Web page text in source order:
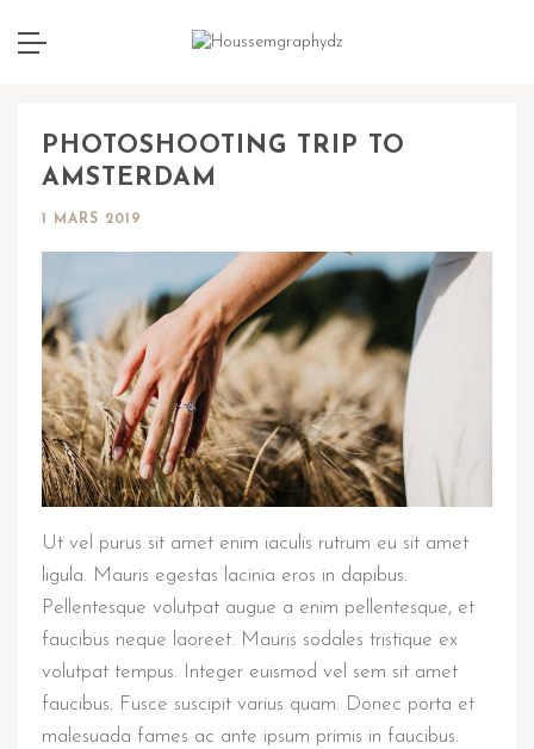
PHOTOSHOOTING TRIP TO
AMSTERDAM
1 MARS 2019
Ut vel purus sit amet enim iaculis rutrum eu sit amet
ligula. Mauris egestas lacinia eros in dapibus.
Pellentesque volutpat augue a enim pellentesque, et
faucibus neque laoreet. Mauris sodales tristique ex
volutpat tempus. Integer euismod vel sem sit amet
faucibus. Fusce suscipit varius quam. Donec porta et
malesuada fames ac ante ipsum primis in faucibus.